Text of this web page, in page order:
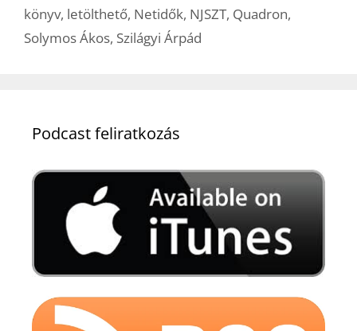
könyv, letölthető, Netidők, NJSZT, Quadron,
Solymos Ákos, Szilágyi Árpád
Podcast feliratkozás